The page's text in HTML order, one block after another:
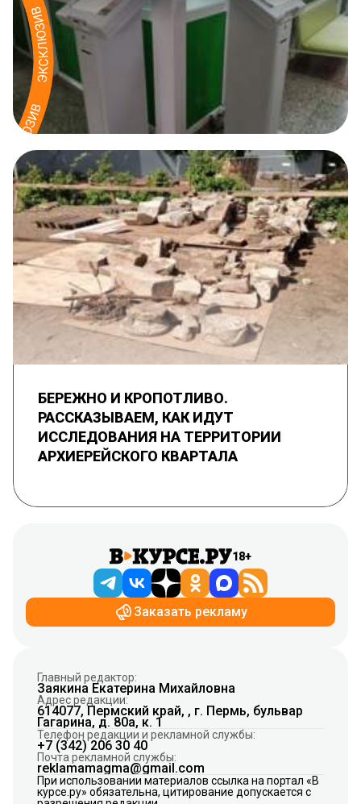
БЕРЕЖНО И КРОПОТЛИВО.
РАССКАЗЫВАЕМ, КАК ИДУТ
ИССЛЕДОВАНИЯ НА ТЕРРИТОРИИ
АРХИЕРЕЙСКОГО КВАРТАЛА
18+
Заказать рекламу
Главный редактор:
Заякина Екатерина Михайловна
Адрес редакции:
614077, Пермский край, , г. Пермь, бульвар
Гагарина, д. 80а, к. 1
Телефон редакции и рекламной службы:
+7 (342) 206 30 40
Почта рекламной службы:
reklamamagma@gmail.com
При использовании материалов ссылка на портал «В
курсе.ру» обязательна, цитирование допускается с